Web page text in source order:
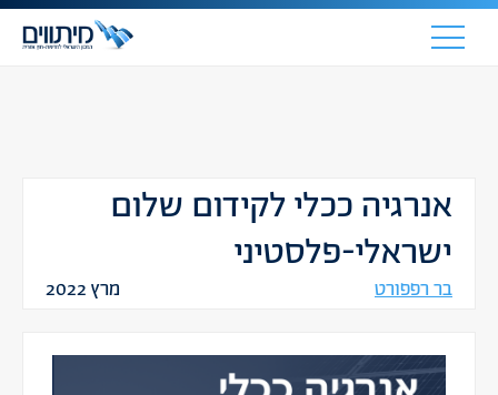
אנרגיה ככלי לקידום שלום
ישראלי-פלסטיני
בר רפפורט מרץ 2022